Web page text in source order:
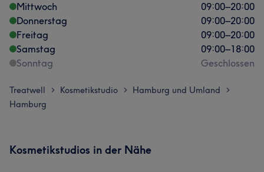
Mittwoch
09:00–20:00
Donnerstag
09:00–20:00
Freitag
09:00–20:00
Samstag
09:00–18:00
Sonntag
Geschlossen
Treatwell > Kosmetikstudio > Hamburg und Umland >
Hamburg
Kosmetikstudios in der Nähe